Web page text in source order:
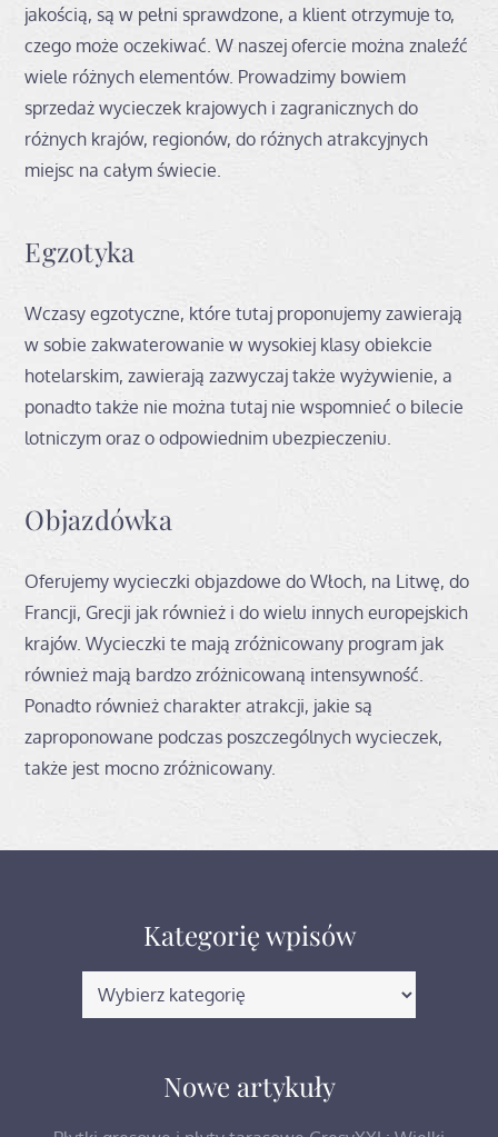
jakością, są w pełni sprawdzone, a klient otrzymuje to,
czego może oczekiwać. W naszej ofercie można znaleźć
wiele różnych elementów. Prowadzimy bowiem
sprzedaż wycieczek krajowych i zagranicznych do
różnych krajów, regionów, do różnych atrakcyjnych
miejsc na całym świecie.
Egzotyka
Wczasy egzotyczne, które tutaj proponujemy zawierają
w sobie zakwaterowanie w wysokiej klasy obiekcie
hotelarskim, zawierają zazwyczaj także wyżywienie, a
ponadto także nie można tutaj nie wspomnieć o bilecie
lotniczym oraz o odpowiednim ubezpieczeniu.
Objazdówka
Oferujemy wycieczki objazdowe do Włoch, na Litwę, do
Francji, Grecji jak również i do wielu innych europejskich
krajów. Wycieczki te mają zróżnicowany program jak
również mają bardzo zróżnicowaną intensywność.
Ponadto również charakter atrakcji, jakie są
zaproponowane podczas poszczególnych wycieczek,
także jest mocno zróżnicowany.
Kategorię wpisów
Kategorię
wpisów
Nowe artykuły